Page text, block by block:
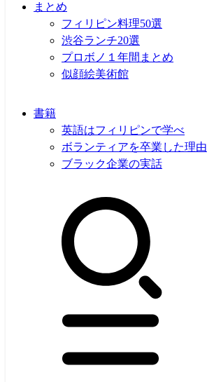
まとめ
フィリピン料理50選
渋谷ランチ20選
プロボノ１年間まとめ
似顔絵美術館
書籍
英語はフィリピンで学べ
ボランティアを卒業した理由
ブラック企業の実話